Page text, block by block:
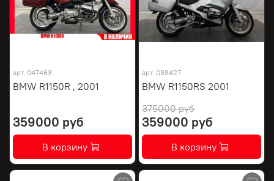
арт. 047463
BMW R1150R , 2001
359000 руб
В корзину
арт. 038427
BMW R1150RS 2001
375000 руб
359000 руб
В корзину